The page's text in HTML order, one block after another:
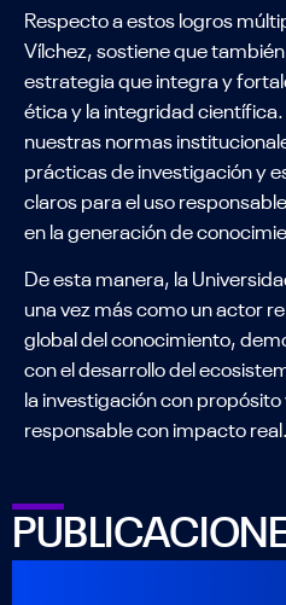
Respecto a estos logros
Vílchez, sostiene que
estrategia que integra y
ética y la integridad
nuestras normas
prácticas de investigación y
claros para el uso
en la generación de
De esta manera, la
una vez más como un actor
global del conocimiento,
con el desarrollo del
la investigación con propósito
responsable con impacto real.